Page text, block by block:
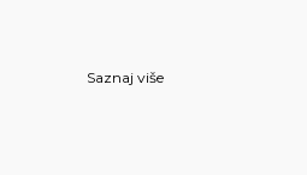
Saznaj više